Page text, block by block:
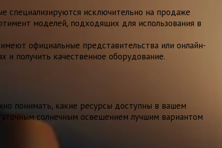
специализируются исключительно на продаже
моделей, подходящих для использования в
официальные представительства или онлайн-
и получить качественное оборудование.
понимать, какие ресурсы доступны в вашем
солнечным освещением лучшим вариантом